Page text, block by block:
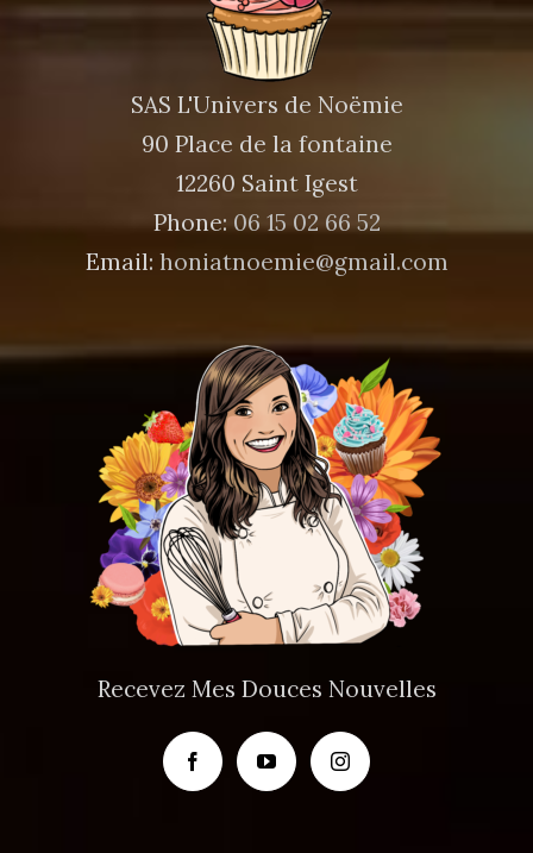
SAS L'Univers de Noëmie
90 Place de la fontaine
12260 Saint Igest
Phone: 06 15 02 66 52
Email: honiatnoemie@gmail.com
Recevez Mes Douces Nouvelles